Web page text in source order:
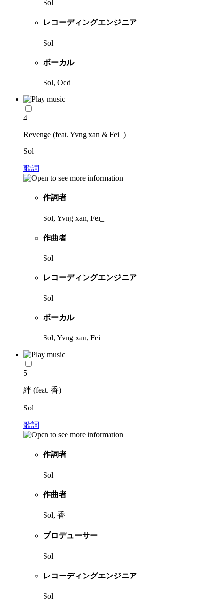
Sol
レコーディングエンジニア
Sol
ボーカル
Sol, Odd
4
Revenge (feat. Yvng xan & Fei_)
Sol
歌詞
作詞者
Sol, Yvng xan, Fei_
作曲者
Sol
レコーディングエンジニア
Sol
ボーカル
Sol, Yvng xan, Fei_
5
絆 (feat. 香)
Sol
歌詞
作詞者
Sol
作曲者
Sol, 香
プロデューサー
Sol
レコーディングエンジニア
Sol